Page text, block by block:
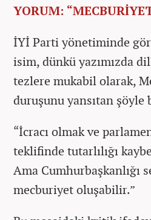
YORUM:
İYİ Parti yönetiminde
isim, dünkü yazımızda
tezlere mukabil olarak,
duruşunu yansıtan
“İcracı olmak ve
teklifinde tutarlılığı
Ama Cumhurbaşkanlığı
mecburiyet oluşabilir.”